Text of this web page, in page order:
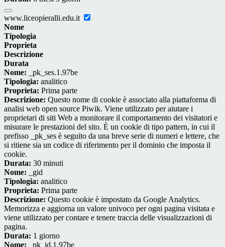
www.liceopieralli.edu.it
Nome
Tipologia
Proprieta
Descrizione
Durata
Nome: _pk_ses.1.97be
Tipologia: analitico
Proprieta: Prima parte
Descrizione: Questo nome di cookie è associato alla piattaforma di
analisi web open source Piwik. Viene utilizzato per aiutare i
proprietari di siti Web a monitorare il comportamento dei visitatori e
misurare le prestazioni del sito. È un cookie di tipo pattern, in cui il
prefisso _pk_ses è seguito da una breve serie di numeri e lettere, che
si ritiene sia un codice di riferimento per il dominio che imposta il
cookie.
Durata: 30 minuti
Nome: _gid
Tipologia: analitico
Proprieta: Prima parte
Descrizione: Questo cookie è impostato da Google Analytics.
Memorizza e aggiorna un valore univoco per ogni pagina visitata e
viene utilizzato per contare e tenere traccia delle visualizzazioni di
pagina.
Durata: 1 giorno
Nome: _pk_id.1.97be